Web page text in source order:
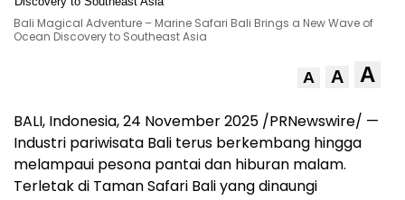
Bali Magical Adventure – Marine Safari Bali Brings a New Wave of
Ocean Discovery to Southeast Asia
A A A
BALI, Indonesia,24 November 2025 /PRNewswire/ —
Industri pariwisata Bali terus berkembang hingga
melampaui pesona pantai dan hiburan malam.
Terletak di Taman Safari Bali yang dinaungi